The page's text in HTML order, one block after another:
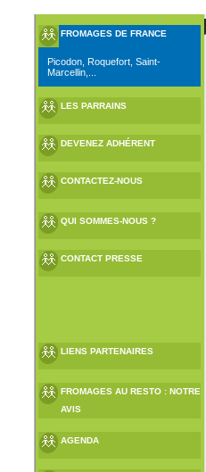
FROMAGES DE FRANCE
Picodon, Roquefort, Saint-
Marcellin,...
LES PARRAINS
DEVENEZ ADHÉRENT
CONTACTEZ-NOUS
QUI SOMMES-NOUS ?
CONTACT PRESSE
LIENS PARTENAIRES
FROMAGES AU RESTO : NOTRE
AVIS
AGENDA